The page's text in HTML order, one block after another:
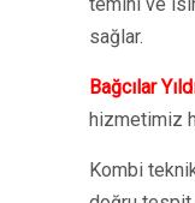
sağlar.
Bağcılar
hizmetimiz
Kombi